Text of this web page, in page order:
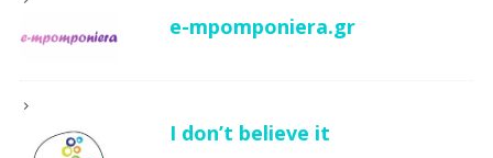
e-mpomponiera.gr
I don’t believe it